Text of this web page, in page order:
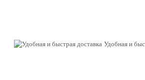
Удобная и